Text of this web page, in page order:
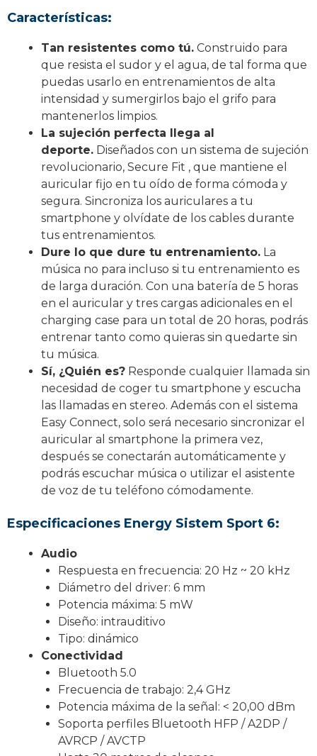
Características:
Tan resistentes como tú. Construido para
que resista el sudor y el agua, de tal forma que
puedas usarlo en entrenamientos de alta
intensidad y sumergirlos bajo el grifo para
mantenerlos limpios.
La sujeción perfecta llega al
deporte. Diseñados con un sistema de sujeción
revolucionario, Secure Fit , que mantiene el
auricular fijo en tu oído de forma cómoda y
segura. Sincroniza los auriculares a tu
smartphone y olvídate de los cables durante
tus entrenamientos.
Dure lo que dure tu entrenamiento. La
música no para incluso si tu entrenamiento es
de larga duración. Con una batería de 5 horas
en el auricular y tres cargas adicionales en el
charging case para un total de 20 horas, podrás
entrenar tanto como quieras sin quedarte sin
tu música.
Sí, ¿Quién es? Responde cualquier llamada sin
necesidad de coger tu smartphone y escucha
las llamadas en stereo. Además con el sistema
Easy Connect, solo será necesario sincronizar el
auricular al smartphone la primera vez,
después se conectarán automáticamente y
podrás escuchar música o utilizar el asistente
de voz de tu teléfono cómodamente.
Especificaciones Energy Sistem Sport 6:
Audio
Respuesta en frecuencia: 20 Hz ~ 20 kHz
Diámetro del driver: 6 mm
Potencia máxima: 5 mW
Diseño: intrauditivo
Tipo: dinámico
Conectividad
Bluetooth 5.0
Frecuencia de trabajo: 2,4 GHz
Potencia máxima de la señal: < 20,00 dBm
Soporta perfiles Bluetooth HFP / A2DP /
AVRCP / AVCTP